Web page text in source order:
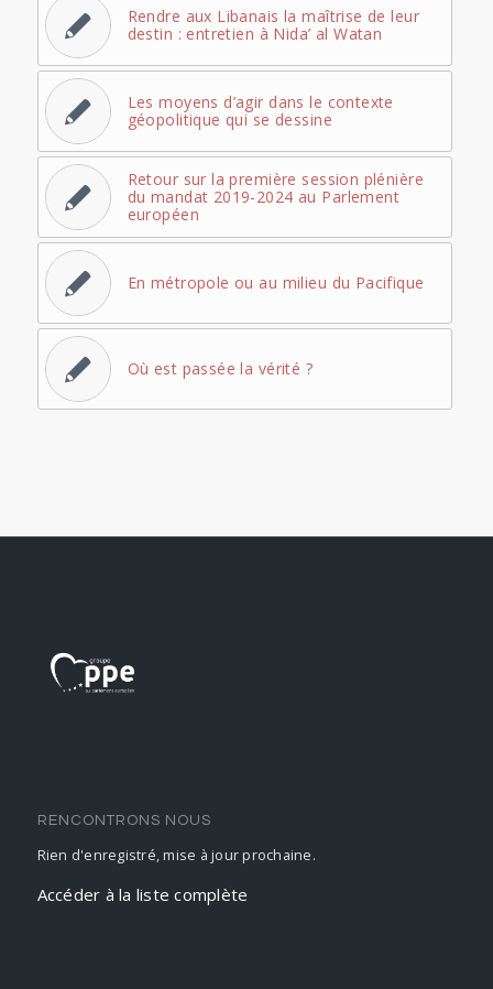
Rendre aux Libanais la maîtrise de leur
destin : entretien à Nida’ al Watan
Les moyens d’agir dans le contexte
géopolitique qui se dessine
Retour sur la première session plénière
du mandat 2019-2024 au Parlement
européen
En métropole ou au milieu du Pacifique
Où est passée la vérité ?
RENCONTRONS NOUS
Rien d'enregistré, mise à jour prochaine.
Accéder à la liste complète